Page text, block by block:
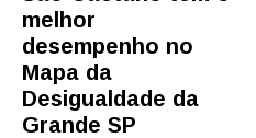
melhor
desempenho no
Mapa da
Desigualdade da
Grande SP